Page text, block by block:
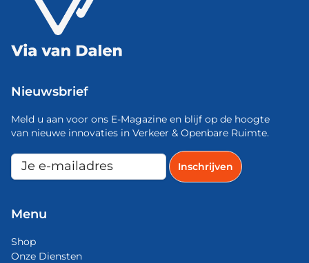
Nieuwsbrief
Meld u aan voor ons E-Magazine en blijf op de hoogte
van nieuwe innovaties in Verkeer & Openbare Ruimte.
Menu
Shop
Onze Diensten